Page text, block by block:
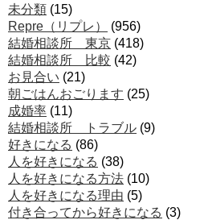
未分類 (15)
Repre（リプレ）
(956)
結婚相談所 東京 (418)
結婚相談所 比較 (42)
お見合い (21)
朝ごはんおごります (25)
成婚率 (11)
結婚相談所 トラブル (9)
好きになる (86)
人を好きになる (38)
人を好きになる方法 (10)
人を好きになる理由 (5)
付き合ってから好きになる (3)